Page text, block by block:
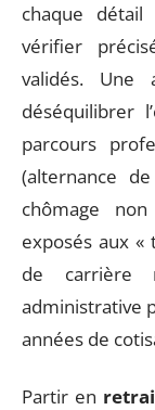
chaque
vérifier
validés. Une
déséquilibrer
parcours
(alternance
chômage
exposés aux «
de carrière
administrative
années de
Partir en